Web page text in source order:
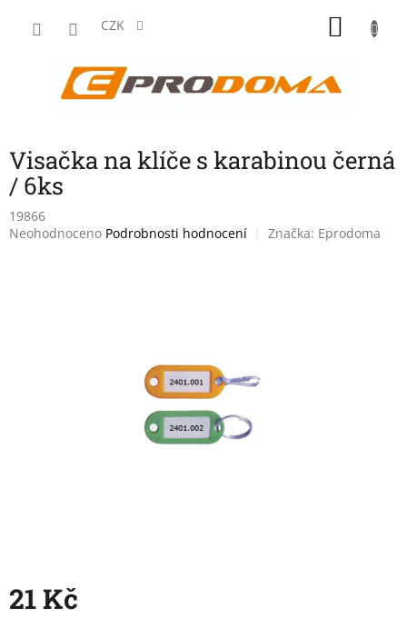
CZK
Visačka na klíče s karabinou černá
/ 6ks
19866
Průměrné
Neohodnoceno Podrobnosti hodnocení Značka: Eprodoma
21 Kč